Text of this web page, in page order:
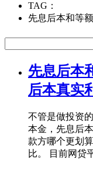
TAG：
先息后本和等
先息后本
后本真实
不管是做投资
本金，先息后
款方哪个更划
比。 目前网贷